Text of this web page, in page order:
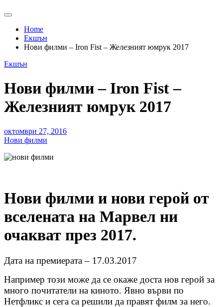
Home
Екшън
Нови филми – Iron Fist – Железният юмрук 2017
Екшън
Нови филми – Iron Fist –
Железният юмрук 2017
октомври 27, 2016
Нови филми
Нови филми и нови герой от
вселената на Марвел ни
очакват през 2017.
Дата на премиерата – 17.03.2017
Например този може да се окаже доста нов герой за
много почитатели на киното. Явно върви по
Нетфликс и сега са решили да правят филм за него.